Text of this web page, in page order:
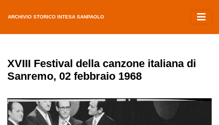
ARCHIVIO STORICO INTESA SANPAOLO
XVIII Festival della canzone italiana di
Sanremo, 02 febbraio 1968